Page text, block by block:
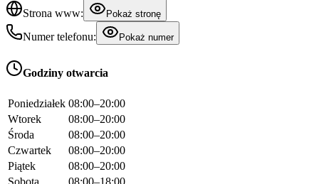
Strona www:
Pokaż stronę
Numer telefonu: Pokaż numer
Godziny otwarcia
Poniedziałek 08:00–20:00
Wtorek
08:00–20:00
Środa
08:00–20:00
Czwartek
08:00–20:00
Piątek
08:00–20:00
Sobota
08:00–18:00